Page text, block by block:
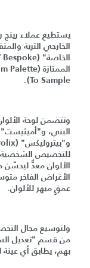
يستطيع عملاء رينج
الخارجي الثرية
To Sample).
للتخصيص
الألوان معدٌّ
الأغراض الفاخر
عمقٍ مبهر للألوان.
ولتوسيع مجال
من قسم "تعديل
بهم، يطابق أي عينة